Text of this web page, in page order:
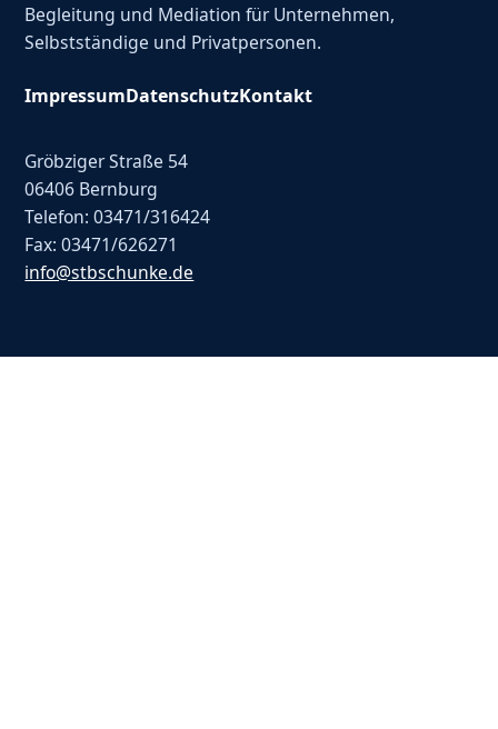
Begleitung und Mediation für Unternehmen,
Selbstständige und Privatpersonen.
ImpressumDatenschutzKontakt
Gröbziger Straße 54
06406 Bernburg
Telefon: 03471/316424
Fax: 03471/626271
info@stbschunke.de